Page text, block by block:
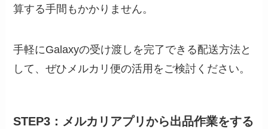
算する手間もかかりません。
手軽にGalaxyの受け渡しを完了できる配送方法と
して、ぜひメルカリ便の活用をご検討ください。
STEP3：メルカリアプリから出品作業をする